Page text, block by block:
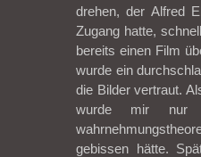
drehen, der Alfred
Zugang hatte,
bereits einen Film
wurde ein
die Bilder vertraut.
wurde mir nur
gebissen hätte.